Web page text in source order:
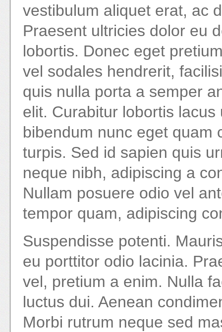
vestibulum aliquet erat, ac
Praesent ultricies dolor eu
lobortis. Donec eget
vel sodales hendrerit,
quis nulla porta a semper
elit. Curabitur lobortis
bibendum nunc eget quam
turpis. Sed id sapien quis
neque nibh, adipiscing a
Nullam posuere odio vel
tempor quam, adipiscing
Suspendisse potenti.
eu porttitor odio lacinia.
vel, pretium a enim. Nulla
luctus dui. Aenean
Morbi rutrum neque sed